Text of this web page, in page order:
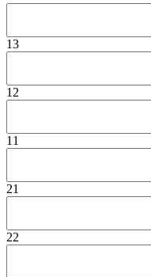
13
12
11
21
22